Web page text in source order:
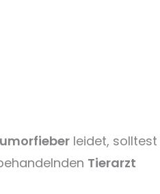
leidet, solltest
Tierarzt